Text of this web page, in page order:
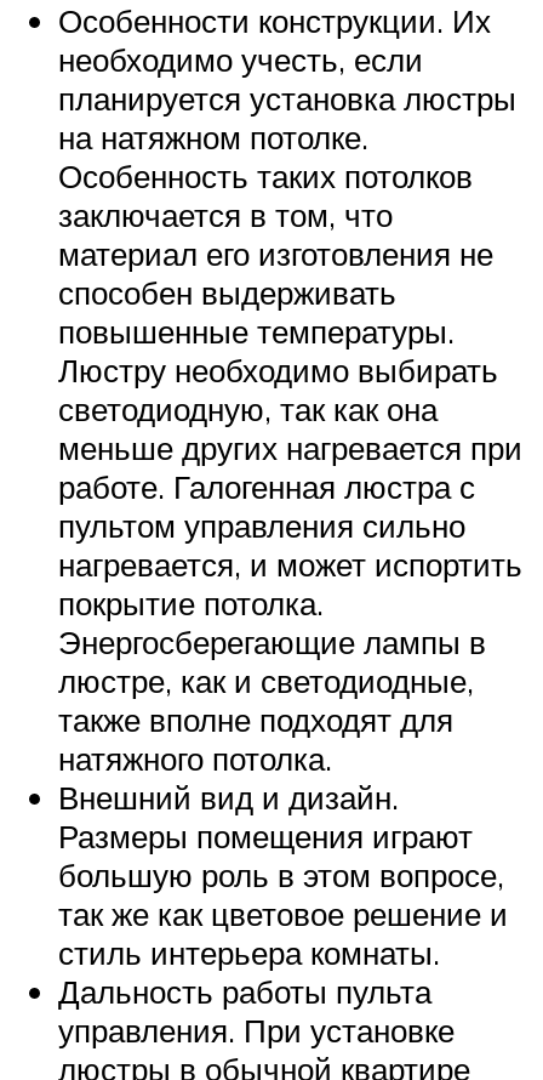
Особенности конструкции. Их
необходимо учесть, если
планируется установка люстры
на натяжном потолке.
Особенность таких потолков
заключается в том, что
материал его изготовления не
способен выдерживать
повышенные температуры.
Люстру необходимо выбирать
светодиодную, так как она
меньше других нагревается при
работе. Галогенная люстра с
пультом управления сильно
нагревается, и может испортить
покрытие потолка.
Энергосберегающие лампы в
люстре, как и светодиодные,
также вполне подходят для
натяжного потолка.
Внешний вид и дизайн.
Размеры помещения играют
большую роль в этом вопросе,
так же как цветовое решение и
стиль интерьера комнаты.
Дальность работы пульта
управления. При установке
люстры в обычной квартире